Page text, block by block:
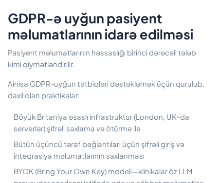
GDPR-ə uyğun pasiyent
məlumatlarının idarə edilməsi
Pasiyent məlumatlarının həssaslığı birinci dərəcəli tələb
kimi qiymətləndirilir.
Ainisa GDPR-uyğun tətbiqləri dəstəkləmək üçün qurulub,
daxil olan praktikalar:
Böyük Britaniya əsaslı infrastruktur (London, UK-da
serverlər) şifrəli saxlama və ötürmə ilə
Bütün üçüncü tərəf bağlantıları üçün şifrəli giriş və
inteqrasiya məlumatlarının saxlanması
BYOK (Bring Your Own Key) modeli—klinikalar öz LLM